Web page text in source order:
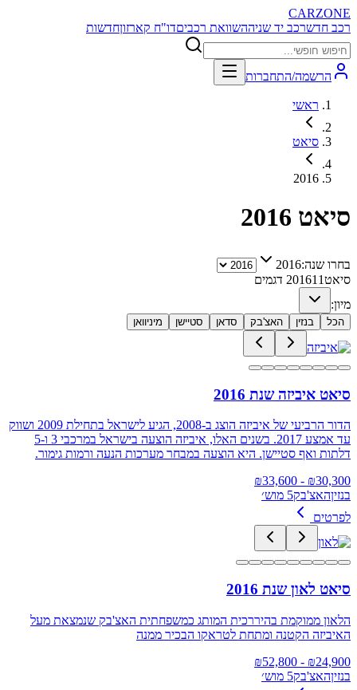
CARZONE
רכב חדשרכב יד שניההשוואת רכביםדו"ח קארזוןחדשות
הרשמה/התחברות
ראשי
סיאט
2016
סיאט 2016
בחרו שנה:2016
סיאט
201611
דגמים
מיון:
הכל בנזין האצ'בק סדאן סטיישן מיניוואן
סיאט איביזה שנת 2016
הדור הרביעי של איביזה הוצג ב-2008, הגיע לישראל בתחילת 2009 ושווק
עד אמצע 2017. בשנים האלו, איביזה הוצעה בישראל במרכבי 3 ו-5
דלתות ואף סטיישן. היא הוצעה במבחר מערכות הנעה ורמות גימור.
₪30,300
- ₪
33,600
בנזיןהאצ'בק5 מוש׳
לפרטים
סיאט לאון שנת 2016
הלאון ממוקמת בהיררכית המותג כמשפחתית האצ'בק שנמצאת מעל
האיביזה הקטנה ומתחת לטראקו הבכיר ממנה
₪24,900
- ₪
52,800
בנזיןהאצ'בק5 מוש׳